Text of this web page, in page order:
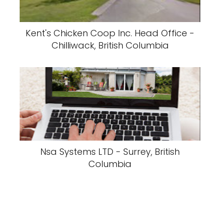
Kent's Chicken Coop Inc. Head Office -
Chilliwack, British Columbia
Nsa Systems LTD - Surrey, British
Columbia